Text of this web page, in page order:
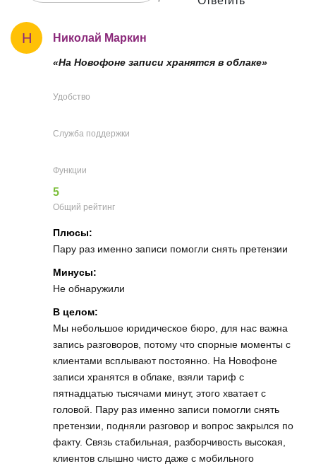
Н Николай Маркин
«На Новофоне записи хранятся в облаке»
Удобство
Служба поддержки
Функции
5
Общий рейтинг
Плюсы:
Пару раз именно записи помогли снять претензии
Минусы:
Не обнаружили
В целом:
Мы небольшое юридическое бюро, для нас важна
запись разговоров, потому что спорные моменты с
клиентами всплывают постоянно. На Новофоне
записи хранятся в облаке, взяли тариф с
пятнадцатью тысячами минут, этого хватает с
головой. Пару раз именно записи помогли снять
претензии, подняли разговор и вопрос закрылся по
факту. Связь стабильная, разборчивость высокая,
клиентов слышно чисто даже с мобильного